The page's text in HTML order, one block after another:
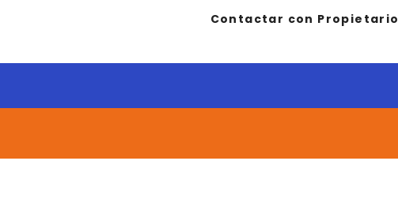
Contactar con Propietario